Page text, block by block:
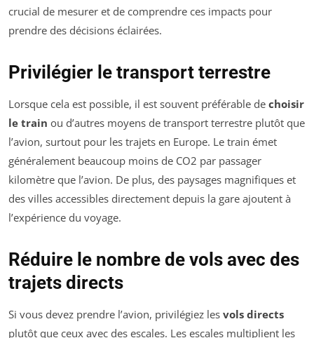
crucial de mesurer et de comprendre ces impacts pour
prendre des décisions éclairées.
Privilégier le transport terrestre
Lorsque cela est possible, il est souvent préférable de choisir
le train ou d’autres moyens de transport terrestre plutôt que
l’avion, surtout pour les trajets en Europe. Le train émet
généralement beaucoup moins de CO2 par passager
kilomètre que l’avion. De plus, des paysages magnifiques et
des villes accessibles directement depuis la gare ajoutent à
l’expérience du voyage.
Réduire le nombre de vols avec des
trajets directs
Si vous devez prendre l’avion, privilégiez les vols directs
plutôt que ceux avec des escales. Les escales multiplient les